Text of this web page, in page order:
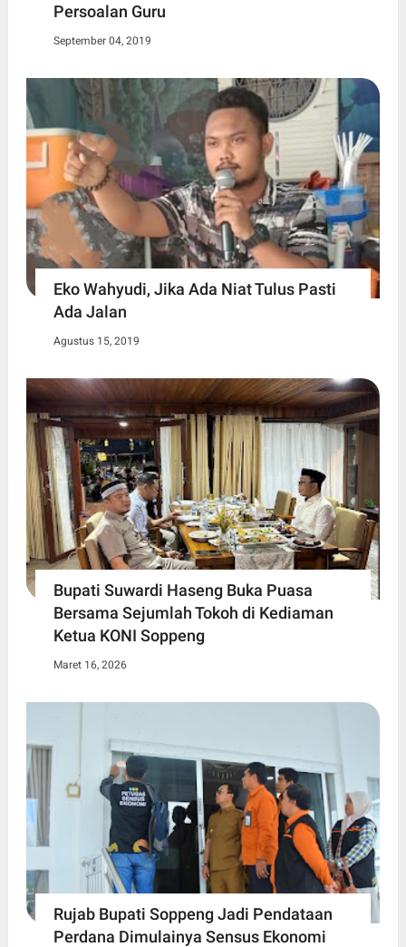
Persoalan Guru
September 04, 2019
Eko Wahyudi, Jika Ada Niat Tulus Pasti
Ada Jalan
Agustus 15, 2019
Bupati Suwardi Haseng Buka Puasa
Bersama Sejumlah Tokoh di Kediaman
Ketua KONI Soppeng
Maret 16, 2026
Rujab Bupati Soppeng Jadi Pendataan
Perdana Dimulainya Sensus Ekonomi